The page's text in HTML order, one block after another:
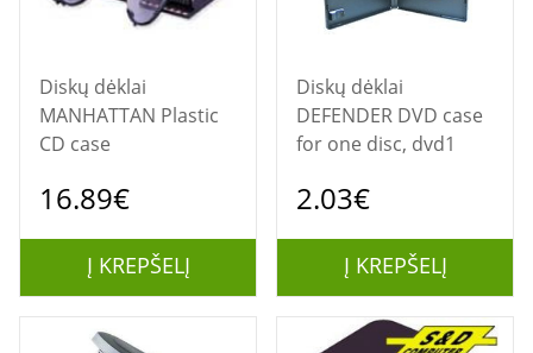
Diskų dėklai
MANHATTAN Plastic
CD case
16.89€
Į KREPŠELĮ
Diskų dėklai
DEFENDER DVD case
for one disc, dvd1
2.03€
Į KREPŠELĮ